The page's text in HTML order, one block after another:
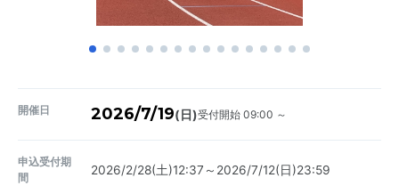
開催日 2026/7/19(日)受付開始 09:00 ～
申込受付期
間
2026/2/28(土)12:37～2026/7/12(日)23:59